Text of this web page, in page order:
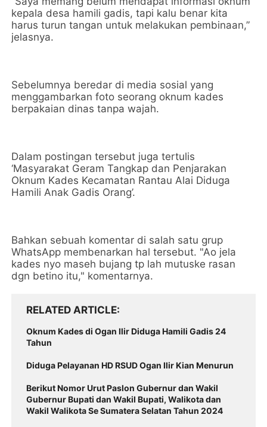
kepala desa hamili gadis, tapi kalu benar kita
harus turun tangan untuk melakukan pembinaan,”
jelasnya.
Sebelumnya beredar di media sosial yang
menggambarkan foto seorang oknum kades
berpakaian dinas tanpa wajah.
Dalam postingan tersebut juga tertulis
‘Masyarakat Geram Tangkap dan Penjarakan
Oknum Kades Kecamatan Rantau Alai Diduga
Hamili Anak Gadis Orang’.
Bahkan sebuah komentar di salah satu grup
WhatsApp membenarkan hal tersebut. "Ao jela
kades nyo maseh bujang tp lah mutuske rasan
dgn betino itu," komentarnya.
RELATED ARTICLE
Oknum Kades di Ogan Ilir Diduga Hamili Gadis 24
Tahun
Diduga Pelayanan HD RSUD Ogan Ilir Kian Menurun
Berikut Nomor Urut Paslon Gubernur dan Wakil
Gubernur Bupati dan Wakil Bupati, Walikota dan
Wakil Walikota Se Sumatera Selatan Tahun 2024